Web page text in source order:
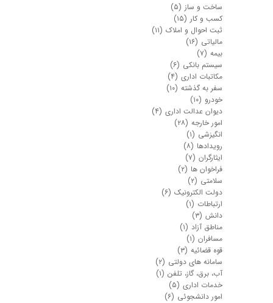
ساخت و ساز (۵)
کسب و کار (۱۵)
ثبت احوال و املاک (۱۱)
مالیاتی (۱۶)
بیمه (۷)
سیستم بانکی (۶)
مکاتبات اداری (۴)
سفر به گذشته (۱۰)
خودرو (۱۰)
دیوان عدالت اداری (۴)
امور خارجه (۲۸)
انگیزشی (۱)
رویدادها (۸)
ایثارگران (۷)
فراخوان ها (۲)
سلامتی (۲)
دولت الکترونیک (۶)
ارتباطات (۱)
دانش (۳)
مناطق آزاد (۱)
مسافران (۱)
قوه قضائیه (۳)
سامانه های دولتی (۲)
آب، برق، گاز، تلفن (۱)
خدمات اداری (۵)
امور دانشجوئی (۶)